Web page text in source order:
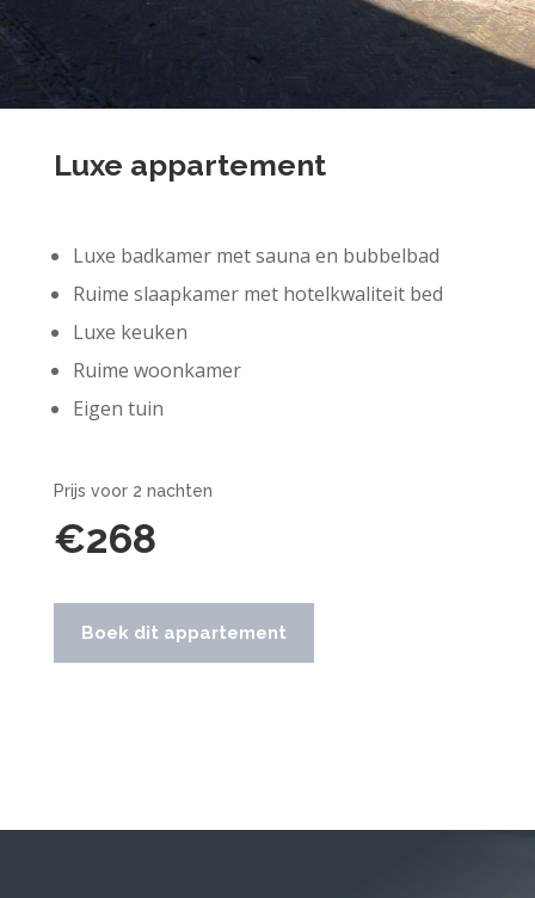
Luxe appartement
Luxe badkamer met sauna en bubbelbad
Ruime slaapkamer met hotelkwaliteit bed
Luxe keuken
Ruime woonkamer
Eigen tuin
Prijs voor 2 nachten
€268
Boek dit appartement